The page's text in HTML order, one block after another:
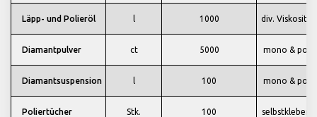
Läpp- und Polieröl l 1000 div. Viskosität
Diamantpulver ct 5000 mono & poly
Diamantsuspension l 100 mono & poly
Poliertücher Stk. 100 selbstklebend